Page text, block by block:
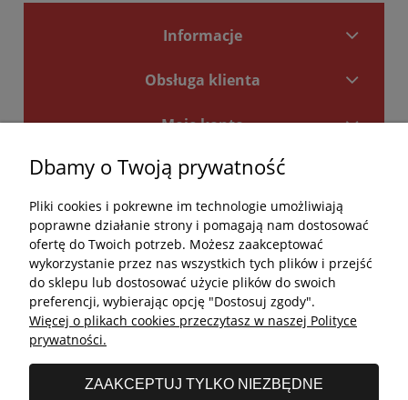
Informacje
Obsługa klienta
Moje konto
Płatności i dostawa
Kontakt
Kontakt
undefined
Godziny otwarcia salonu:
Poniedziałek - Piątek: 11:00 - 19:00
Dbamy o Twoją prywatność
Pliki cookies i pokrewne im technologie umożliwiają
poprawne działanie strony i pomagają nam dostosować
ofertę do Twoich potrzeb. Możesz zaakceptować
wykorzystanie przez nas wszystkich tych plików i przejść
do sklepu lub dostosować użycie plików do swoich
preferencji, wybierając opcję "Dostosuj zgody".
Więcej o plikach cookies przeczytasz w naszej Polityce
prywatności.
ZAAKCEPTUJ TYLKO NIEZBĘDNE